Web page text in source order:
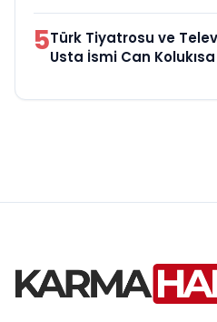
5Türk Tiyatrosu ve
Usta İsmi Can